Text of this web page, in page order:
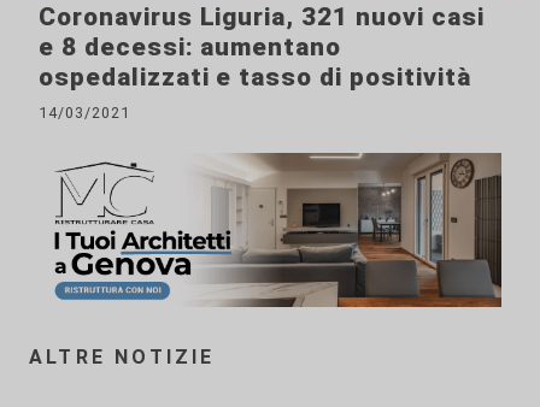
Coronavirus Liguria, 321 nuovi casi
e 8 decessi: aumentano
ospedalizzati e tasso di positività
14/03/2021
ALTRE NOTIZIE